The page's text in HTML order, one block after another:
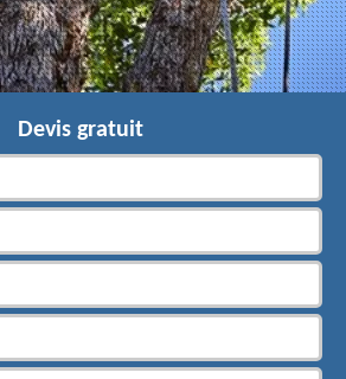
Devis gratuit